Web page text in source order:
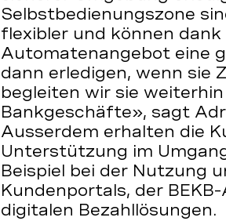
Selbstbedienungszone
flexibler und können
Automatenangebot eine
dann erledigen, wenn sie
begleiten wir sie
Bankgeschäfte», sagt
Ausserdem erhalten die
Unterstützung im
Beispiel bei der Nutzung
Kundenportals, der
digitalen Bezahllösungen.